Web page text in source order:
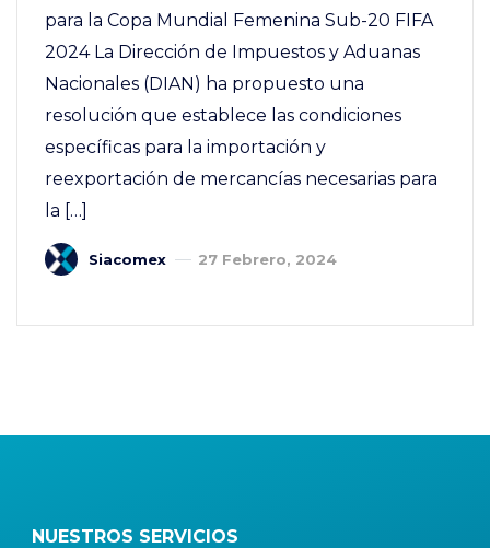
para la Copa Mundial Femenina Sub-20 FIFA
2024 La Dirección de Impuestos y Aduanas
Nacionales (DIAN) ha propuesto una
resolución que establece las condiciones
específicas para la importación y
reexportación de mercancías necesarias para
la […]
Siacomex 27 Febrero, 2024
NUESTROS SERVICIOS